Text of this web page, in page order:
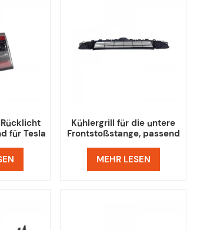
für Tesla
Kühlergrill für die untere
Frontstoßstange, passend
MEHR LESEN